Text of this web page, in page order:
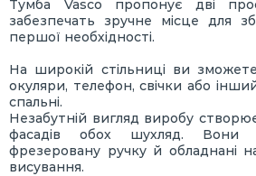
Тумба Vasco пропонує дві
забезпечать зручне місце для
першої необхідності.
На широкій стільниці ви
окуляри, телефон, свічки або
спальні.
Незабутній вигляд виробу
фасадів обох шухляд. Вони
фрезеровану ручку й обладнані
висування.